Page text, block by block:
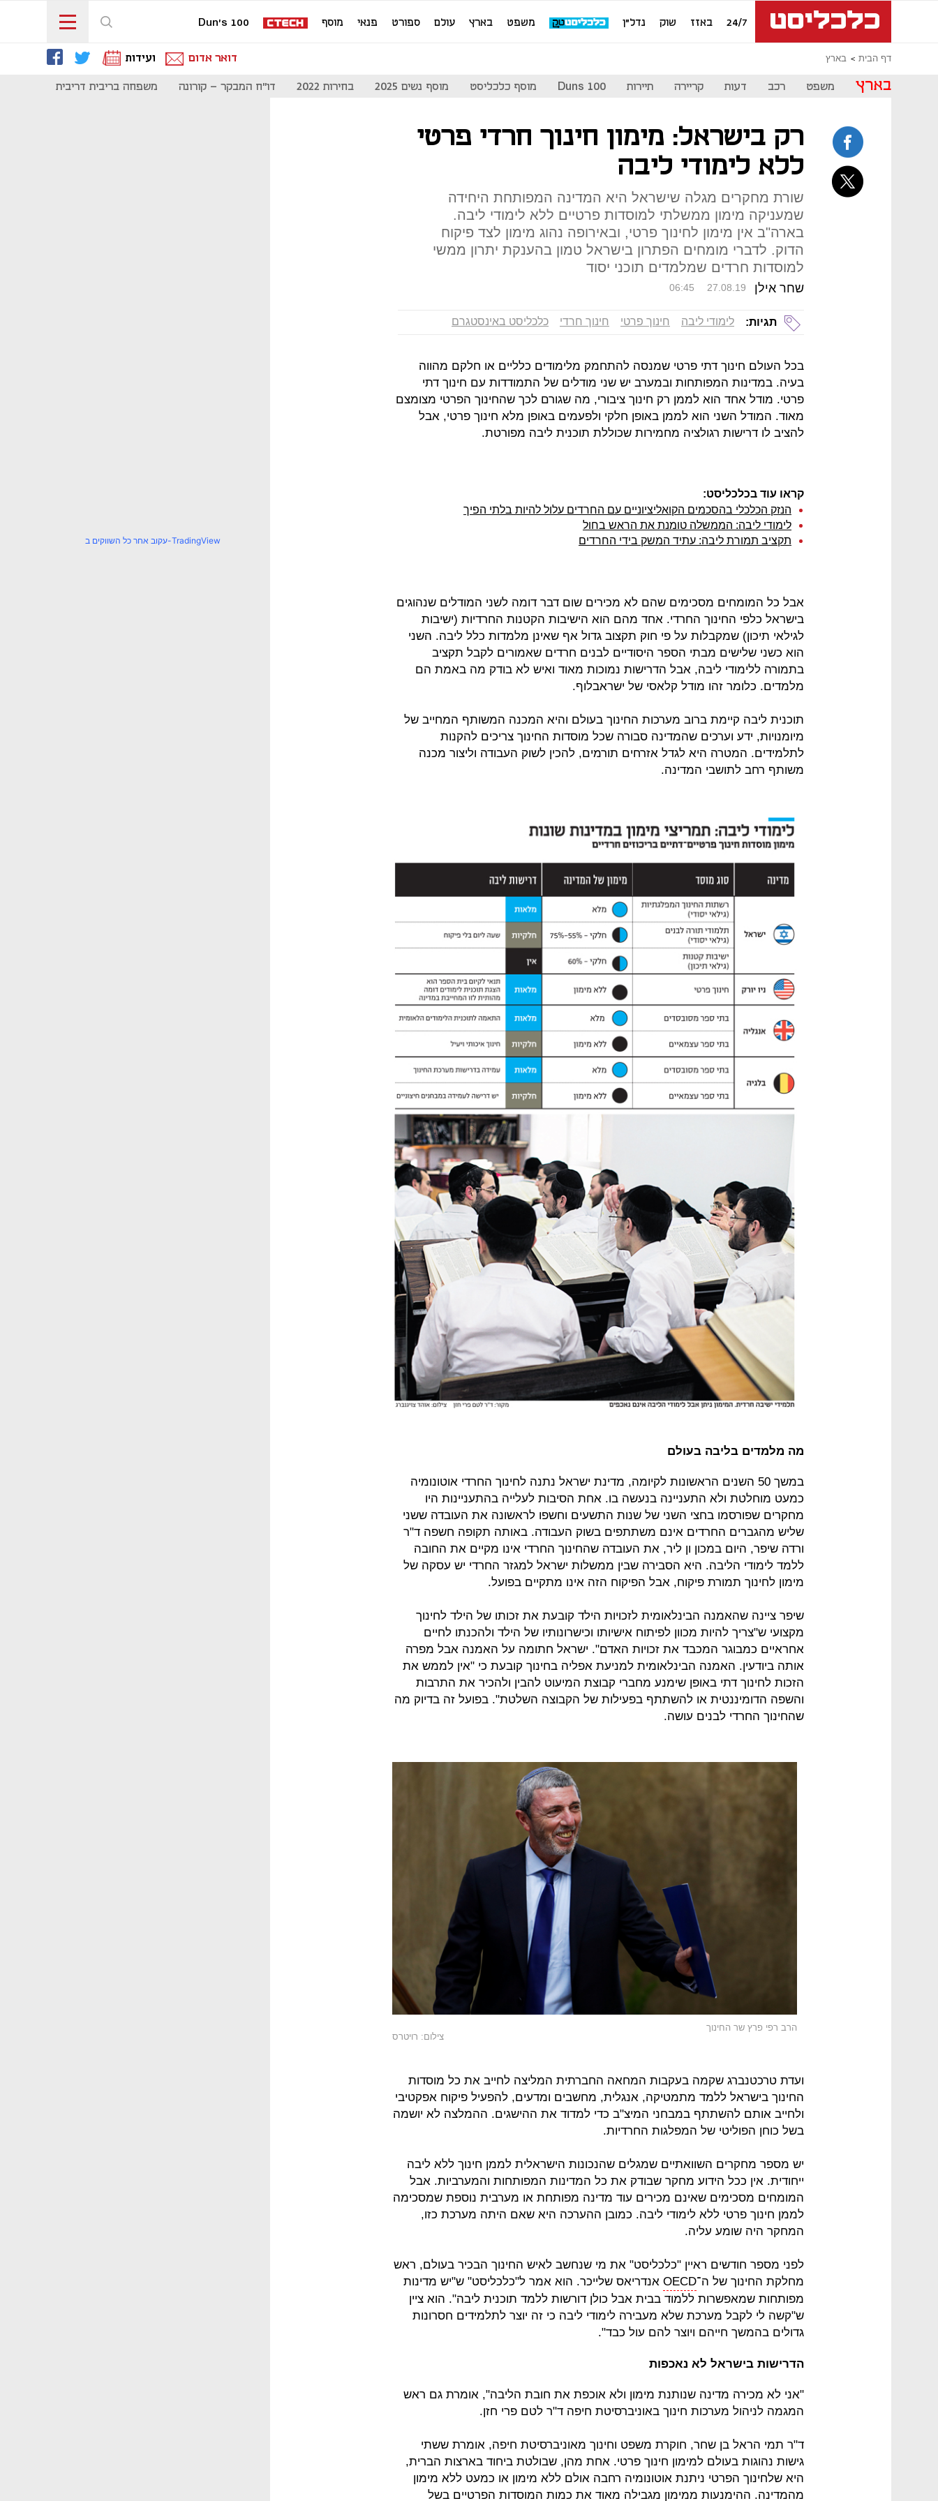
24/7 באזז שוק נדל"ן משפט בארץ עולם ספורט פנאי מוסף Dun's 100
דף הבית בארץ דואר אדום ועידות
בארץ משפט רכב דעות קריירה תיירות Duns 100 מוסף כלכליסט מוסף נשים 2025 בחירות 2022 דו"ח המבקר - קורונה משפחה בריבית דריבית
רק בישראל: מימון חינוך חרדי פרטי
ללא לימודי ליבה
שורת מחקרים מגלה שישראל היא המדינה המפותחת היחידה
שמעניקה מימון ממשלתי למוסדות פרטיים ללא לימודי ליבה.
בארה"ב אין מימון לחינוך פרטי, ובאירופה נהוג מימון לצד פיקוח
הדוק. לדברי מומחים הפתרון בישראל טמון בהענקת יתרון ממשי
למוסדות חרדים שמלמדים תוכני יסוד
שחר אילן 06:45 27.08.19
תגיות: לימודי ליבה חינוך פרטי חינוך חרדי כלכליסט באינסטגרם
בכל העולם חינוך דתי פרטי שמנסה להתחמק מלימודים כלליים או חלקם מהווה
בעיה. במדינות המפותחות ובמערב יש שני מודלים של התמודדות עם חינוך דתי
פרטי. מודל אחד הוא לממן רק חינוך ציבורי, מה שגורם לכך שהחינוך הפרטי מצומצם
מאוד. המודל השני הוא לממן באופן חלקי ולפעמים באופן מלא חינוך פרטי, אבל
להציב לו דרישות רגולציה מחמירות שכוללת תוכנית ליבה מפורטת.
קראו עוד בכלכליסט:
הנזק הכלכלי בהסכמים הקואליציוניים עם החרדים עלול להיות בלתי הפיך
לימודי ליבה: הממשלה טומנת את הראש בחול
תקציב תמורת ליבה: עתיד המשק בידי החרדים
אבל כל המומחים מסכימים שהם לא מכירים שום דבר דומה לשני המודלים שנהוגים
בישראל כלפי החינוך החרדי. אחד מהם הוא הישיבות הקטנות החרדיות (ישיבות
לגילאי תיכון) שמקבלות על פי חוק תקצוב גדול אף שאינן מלמדות כלל ליבה. השני
הוא כשני שלישים מבתי הספר היסודיים לבנים חרדים שאמורים לקבל תקציב
בתמורה ללימודי ליבה, אבל הדרישות נמוכות מאוד ואיש לא בודק מה באמת הם
מלמדים. כלומר זהו מודל קלאסי של ישראבלוף.
תוכנית ליבה קיימת ברוב מערכות החינוך בעולם והיא המכנה המשותף המחייב של
מיומנויות, ידע וערכים שהמדינה סבורה שכל מוסדות החינוך צריכים להקנות
לתלמידים. המטרה היא לגדל אזרחים תורמים, להכין לשוק העבודה וליצור מכנה
משותף רחב לתושבי המדינה.
מה מלמדים בליבה בעולם
במשך 50 השנים הראשונות לקיומה, מדינת ישראל נתנה לחינוך החרדי אוטונומיה
כמעט מוחלטת ולא התעניינה בנעשה בו. אחת הסיבות לעלייה בהתעניינות היו
מחקרים שפורסמו בחצי השני של שנות התשעים וחשפו לראשונה את העובדה ששני
שליש מהגברים החרדים אינם משתתפים בשוק העבודה. באותה תקופה חשפה ד"ר
ורדה שיפר, היום במכון ון ליר, את העובדה שהחינוך החרדי אינו מקיים את החובה
ללמד לימודי הליבה. היא הסבירה שבין ממשלות ישראל למגזר החרדי יש עסקה של
מימון לחינוך תמורת פיקוח, אבל הפיקוח הזה אינו מתקיים בפועל.
שיפר ציינה שהאמנה הבינלאומית לזכויות הילד קובעת את זכותו של הילד לחינוך
מקצועי ש"צריך להיות מכוון לפיתוח אישיותו וכישרונותיו של הילד ולהכנתו לחיים
אחראיים כמבוגר המכבד את זכויות האדם". ישראל חתומה על האמנה אבל מפרה
אותה ביודעין. האמנה הבינלאומית למניעת אפליה בחינוך קובעת כי "אין לממש את
הזכות לחינוך דתי באופן שימנע מחברי קבוצת המיעוט להבין ולהכיר את התרבות
והשפה הדומיננטית או להשתתף בפעילות של הקבוצה השלטת". בפועל זה בדיוק מה
שהחינוך החרדי לבנים עושה.
הרב רפי פרץ שר החינוך
צילום: רויטרס
ועדת טרכטנברג שקמה בעקבות המחאה החברתית המליצה לחייב את כל מוסדות
החינוך בישראל ללמד מתמטיקה, אנגלית, מחשבים ומדעים, להפעיל פיקוח אפקטיבי
ולחייב אותם להשתתף במבחני המיצ"ב כדי למדוד את ההישגים. ההמלצה לא יושמה
בשל כוחן הפוליטי של המפלגות החרדיות.
יש מספר מחקרים השוואתיים שמגלים שהנכונות הישראלית לממן חינוך ללא ליבה
ייחודית. אין ככל הידוע מחקר שבודק את כל המדינות המפותחות והמערביות. אבל
המומחים מסכימים שאינם מכירים עוד מדינה מפותחת או מערבית נוספת שמסכימה
לממן חינוך פרטי ללא לימודי ליבה. כמובן ההערכה היא שאם היתה מערכת כזו,
המחקר היה שומע עליה.
לפני מספר חודשים ראיין "כלכליסט" את מי שנחשב לאיש החינוך הבכיר בעולם, ראש
מחלקת החינוך של ה־OECD אנדריאס שלייכר. הוא אמר ל"כלכליסט" ש"יש מדינות
מפותחות שמאפשרות ללמוד בבית אבל כולן דורשות ללמד תוכנית ליבה". הוא ציין
ש"קשה לי לקבל מערכת שלא מעבירה לימודי ליבה כי זה יוצר לתלמידים חסרונות
גדולים בהמשך חייהם ויוצר להם עול כבד".
הדרישות בישראל לא נאכפות
"אני לא מכירה מדינה שנותנת מימון ולא אוכפת את חובת הליבה", אומרת גם ראש
המגמה לניהול מערכות חינוך באוניברסיטת חיפה ד"ר לטם פרי חזן.
ד"ר תמי הראל בן שחר, חוקרת משפט וחינוך מאוניברסיטת חיפה, אומרת ששתי
גישות נהוגות בעולם למימון חינוך פרטי. אחת מהן, שבולטת ביחוד בארצות הברית,
היא שלחינוך הפרטי ניתנת אוטונומיה רחבה אולם ללא מימון או כמעט ללא מימון
מהמדינה. ההימנעות ממימון מגבילה מאוד את כמות המוסדות הפרטיים בשל
עקוב אחר כל השווקים ב-TradingView